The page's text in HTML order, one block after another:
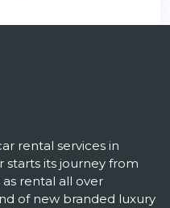
rental services in
starts its journey from
rental all over
of new branded luxury